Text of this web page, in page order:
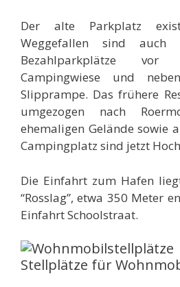
Der alte Parkplatz
Weggefallen sind auch
Bezahlparkplätze
Campingwiese und
Slipprampe. Das frühere
umgezogen nach
ehemaligen Gelände sowie
Campingplatz sind jetzt
Die Einfahrt zum Hafen
“Rosslag”, etwa 350 Meter
Einfahrt Schoolstraat.
Stellplätze für